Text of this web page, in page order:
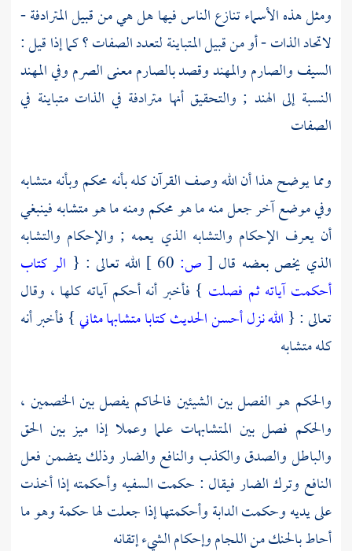
ومثل هذه الأسماء تنازع الناس فيها هل هي من قبيل المترادفة -
لاتحاد الذات - أو من قبيل المتباينة لتعدد الصفات ؟ كما إذا قيل :
السيف والصارم والمهند وقصد بالصارم معنى الصرم وفي المهند
النسبة إلى الهند ; والتحقيق أنها مترادفة في الذات متباينة في
الصفات
ومما يوضح هذا أن الله وصف القرآن كله بأنه محكم وبأنه متشابه
وفي موضع آخر جعل منه ما هو محكم ومنه ما هو متشابه فينبغي
أن يعرف الإحكام والتشابه الذي يعمه ; والإحكام والتشابه
الذي يخص بعضه قال [ ص: الله تعالى : { الر كتاب
أحكمت آياته ثم فصلت } فأخبر أنه أحكم آياته كلها ، وقال
تعالى : { الله نزل أحسن الحديث كتابا متشابها مثاني} فأخبر أنه
كله متشابه
والحكم هو الفصل بين الشيئين فالحاكم يفصل بين الخصمين ،
والحكم فصل بين المتشابهات علما وعملا إذا ميز بين الحق
والباطل والصدق والكذب والنافع والضار وذلك يتضمن فعل
النافع وترك الضار فيقال : حكمت السفيه وأحكمته إذا أخذت
على يديه وحكمت الدابة وأحكمتها إذا جعلت لها حكمة وهو ما
أحاط بالحنك من اللجام وإحكام الشيء إتقانه